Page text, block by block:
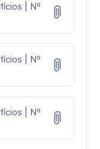
| Nº
| Nº
| Nº